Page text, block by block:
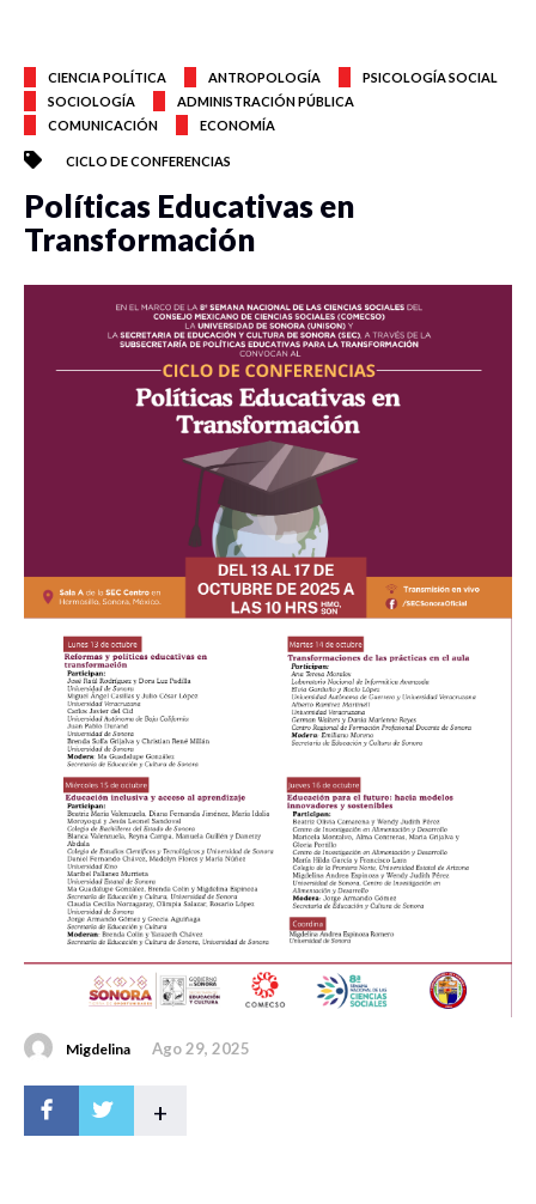
CIENCIA POLÍTICA ANTROPOLOGÍA
PSICOLOGÍA SOCIAL
SOCIOLOGÍA
ADMINISTRACIÓN PÚBLICA
COMUNICACIÓN
ECONOMÍA
CICLO DE CONFERENCIAS
Políticas Educativas en
Transformación
Migdelina Ago 29, 2025
+